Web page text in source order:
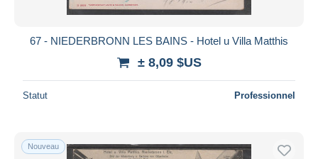
67 - NIEDERBRONN LES BAINS - Hotel u Villa Matthis
± 8,09 $US
Statut Professionnel
Nouveau